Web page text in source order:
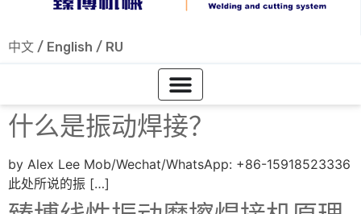
中文 / English / RU
什么是振动焊接？
by Alex Lee Mob/Wechat/WhatsApp: +86-15918523336
此处所说的振 […]